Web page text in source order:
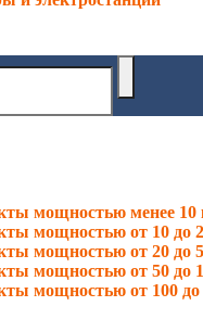
мощностью менее 10
мощностью от 10 до
мощностью от 20 до
мощностью от 50 до
мощностью от 100 до